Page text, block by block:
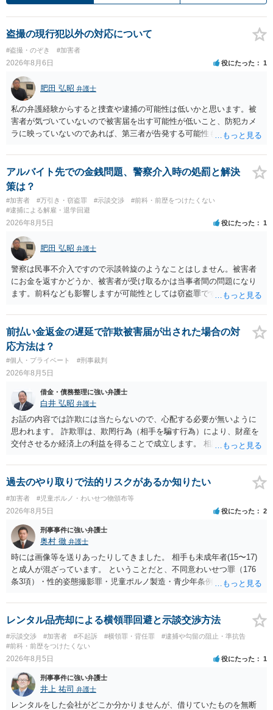
盗撮の現行犯以外の対応について
#盗撮・のぞき #加害者
2026年8月6日 役にたった 1
肥田 弘昭 弁護士
私の弁護経験からすると捜査や逮捕の可能性は低いかと思います。被
害者が気づいていないので被害届を出す可能性が低いこと、防犯カメ
ラに映っていないのであれば、第三者が告発する可能性も低いこと、
座る女性を盗撮(全体像写真1枚と5秒程度の動画)してしまいました。下
着や胸など強調したものではありません。」とありますが、少なくと
も捜査段階では性的姿態等撮影罪の被疑事実で逮捕勾留されるケース
が私の弁護経験では多くなった印象です（最終的には不起訴ないし各
都道府県の迷惑防止条例違反になることもあります）。2度としないこ
とをお勧めいたします。ご参考にしてください。
アルバイト先での金銭問題、警察介入時の処罰と解決
策は？
#加害者 #万引き・窃盗罪 #示談交渉
#前科・前歴をつけたくない
#逮捕による解雇・退学回避
2026年8月5日 役にたった 1
肥田 弘昭 弁護士
警察は民事不介入ですので示談斡旋のようなことはしません。被害者
にお金を返すかどうか、被害者が受け取るかは当事者間の問題になり
ます。前科なども影響しますが可能性としては窃盗罪ですので、逮捕
前払い金返金の遅延で詐欺被害届が出された場合の対
応方法は？
#個人・プライベート #刑事裁判
2026年8月5日
借金・債務整理に強い弁護士
白井 弘昭 弁護士
お話の内容では詐欺には当たらないので、心配する必要が無いように
思われます。 詐欺罪は、欺罔行為（相手を騙す行為）により、財産を
交付させるか経済上の利益を得ることで成立します。 相談者さんは、
ので、詐欺罪の実行行為性が無く罪に問うことはできません。 おそら
く、相手が真実を話せば警察も取り合わないと思いますが、虚偽の内
容を述べた場合は、捜査はあるかもしれません。 ただし、捜査におい
て、真実を説明すれば、「ちゃんと返しなさいよ」程度の注意で済む
ことだと思われます。 また、返せるお金が無いのであれば、返せない
のは致し方ありません。真摯に分割して支払うことを相手に告げてい
くのみでしょう。 以上、ご参考まで。
過去のやり取りで法的リスクがあるか知りたい
#加害者 #児童ポルノ・わいせつ物頒布等
2026年8月5日 役にたった 2
刑事事件に強い弁護士
奥村 徹 弁護士
時には画像等を送りあったりしてきました。 相手も未成年者(15〜17)
と成人が混ざっています。 ということだと、不同意わいせつ罪（176
条3項）・性的姿態撮影罪・児童ポルノ製造・青少年条例違反（わいせ
で、警察にバレれば、それなりの捜査を受けるでしょう。
レンタル品売却による横領罪回避と示談交渉方法
#示談交渉 #加害者 #不起訴 #横領罪・背任罪
#逮捕や勾留の阻止・準抗告
#前科・前歴をつけたくない
2026年8月5日 役にたった 1
刑事事件に強い弁護士
井上 祐司 弁護士
レンタルをした会社がどこか分かりませんが、借りていたものを無断